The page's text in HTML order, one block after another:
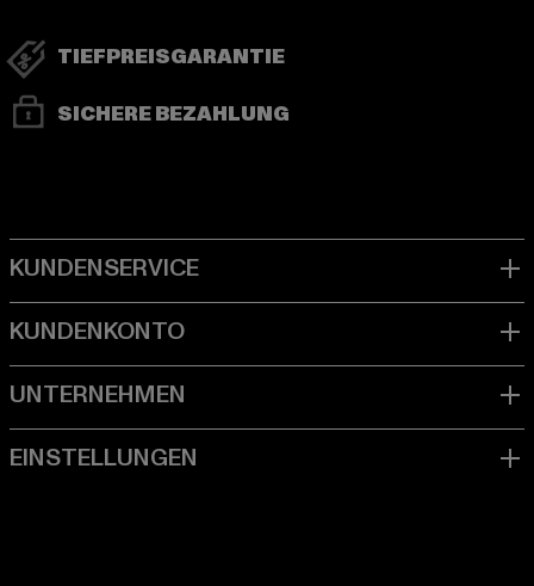
TIEFPREISGARANTIE
SICHERE BEZAHLUNG